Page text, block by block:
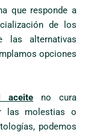
que responde a
de los
las alternativas
opciones
aceite no cura
las molestias o
podemos